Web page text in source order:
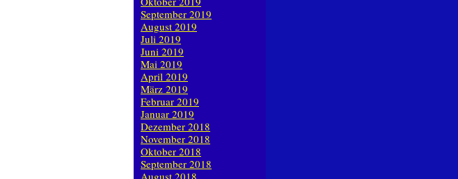
September 2019
August 2019
Juli 2019
Juni 2019
Mai 2019
April 2019
März 2019
Februar 2019
Januar 2019
Dezember 2018
November 2018
Oktober 2018
September 2018
August 2018